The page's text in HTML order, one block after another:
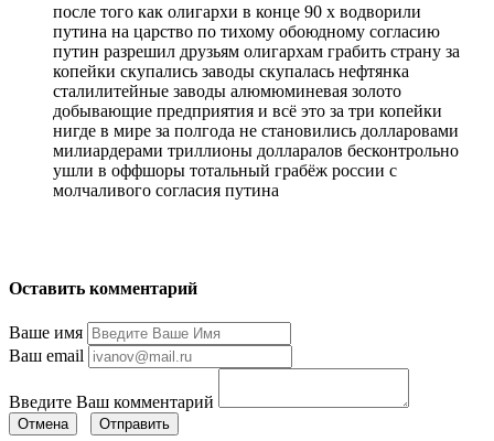
после того как олигархи в конце 90 х водворили
путина на царство по тихому обоюдному согласию
путин разрешил друзьям олигархам грабить страну за
копейки скупались заводы скупалась нефтянка
сталилитейные заводы алюмюминевая золото
добывающие предприятия и всё это за три копейки
нигде в мире за полгода не становились долларовами
милиардерами триллионы долларалов бесконтрольно
ушли в оффшоры тотальный грабёж россии с
молчаливого согласия путина
Оставить комментарий
Ваше имя
Ваш email
Введите Ваш комментарий
Отмена Отправить